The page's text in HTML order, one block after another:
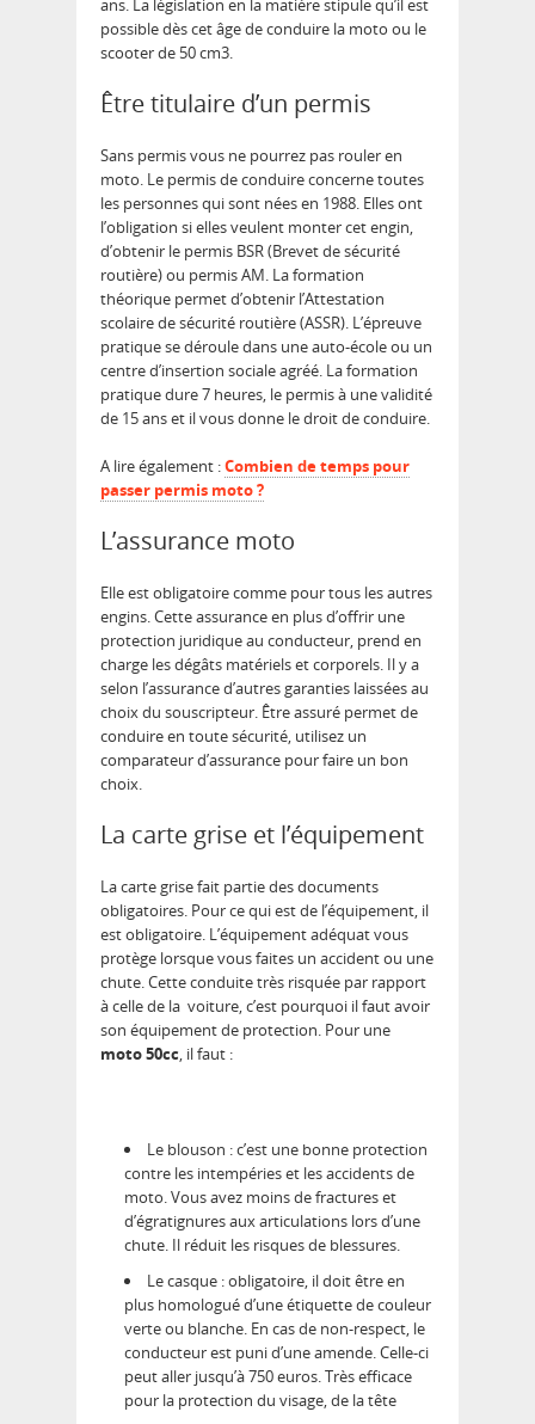
ans. La législation en la matière stipule qu’il est
possible dès cet âge de conduire la moto ou le
scooter de 50 cm3.
Être titulaire d’un permis
Sans permis vous ne pourrez pas rouler en
moto. Le permis de conduire concerne toutes
les personnes qui sont nées en 1988. Elles ont
l’obligation si elles veulent monter cet engin,
d’obtenir le permis BSR (Brevet de sécurité
routière) ou permis AM. La formation
théorique permet d’obtenir l’Attestation
scolaire de sécurité routière (ASSR). L’épreuve
pratique se déroule dans une auto-école ou un
centre d’insertion sociale agréé. La formation
pratique dure 7 heures, le permis à une validité
de 15 ans et il vous donne le droit de conduire.
A lire également :Combien de temps pour
passer permis moto ?
L’assurance moto
Elle est obligatoire comme pour tous les autres
engins. Cette assurance en plus d’offrir une
protection juridique au conducteur, prend en
charge les dégâts matériels et corporels. Il y a
selon l’assurance d’autres garanties laissées au
choix du souscripteur. Être assuré permet de
conduire en toute sécurité, utilisez un
comparateur d’assurance pour faire un bon
choix.
La carte grise et l’équipement
La carte grise fait partie des documents
obligatoires. Pour ce qui est de l’équipement, il
est obligatoire. L’équipement adéquat vous
protège lorsque vous faites un accident ou une
chute. Cette conduite très risquée par rapport
à celle de la voiture, c’est pourquoi il faut avoir
son équipement de protection. Pour une
moto 50cc, il faut :
Le blouson : c’est une bonne protection
contre les intempéries et les accidents de
moto. Vous avez moins de fractures et
d’égratignures aux articulations lors d’une
chute. Il réduit les risques de blessures.
Le casque : obligatoire, il doit être en
plus homologué d’une étiquette de couleur
verte ou blanche. En cas de non-respect, le
conducteur est puni d’une amende. Celle-ci
peut aller jusqu’à 750 euros. Très efficace
pour la protection du visage, de la tête